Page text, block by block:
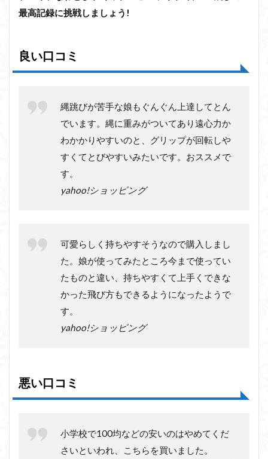
最高記録に挑戦しましょう!
良い口コミ
縄跳びが苦手な娘もぐんぐん上達してとん
でいます。縄に重みがついてあり遠心力か
わかかりやすいのと、グリップが回転しや
すくてとびやすいみたいです。おススメで
す。
yahoo!ショッピング
可愛らしく持ちやすそうなので購入しまし
た。娘が使ってみたところ今まで使ってい
たものと違い、持ちやすくて上手くできな
かった飛び方もできるようになったようで
す。
yahoo!ショッピング
悪い口コミ
小学校で100均などの安いのはやめてくだ
さいといわれ、こちらを買いました。